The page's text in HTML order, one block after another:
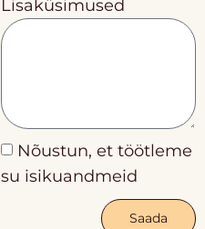
Lisaküsimused
Nõustun, et töötleme
su isikuandmeid
Saada